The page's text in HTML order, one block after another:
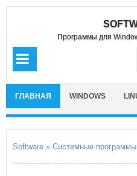
Программы для
ГЛАВНАЯ WINDOWS
Software » Системные программы